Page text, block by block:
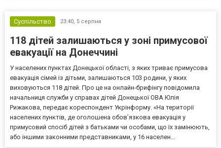
Суспільство 23:40, 5 серпня
118 дітей залишаються у зоні примусової
евакуації на Донеччині
У населених пунктах Донецької області, з яких триває примусова
евакуація сімей із дітьми, залишаються 103 родини, у яких
виховуються 118 дітей. Про це на онлайн-брифінгу повідомила
начальниця служби у справах дітей Донецької ОВА Юлія
Рижакова, передає кореспондент Укрінформу. «На території
населених пунктів, де оголошена обов’язкова евакуація у
примусовий спосіб дітей з батьками чи особами, що їх замінюють,
або іншими законними представниками, у 16 населен...